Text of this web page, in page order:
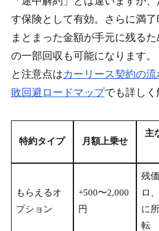
す保険として有効。さらに満
まとまった金額が手元に残る
の一部回収も可能になります
と注意点はカーリース契約の
敗回避ロードマップでも詳しく
特約タイプ 月額上乗せ
主
もらえるオ
プション
+500〜2,000
円
残
ロ
に
転